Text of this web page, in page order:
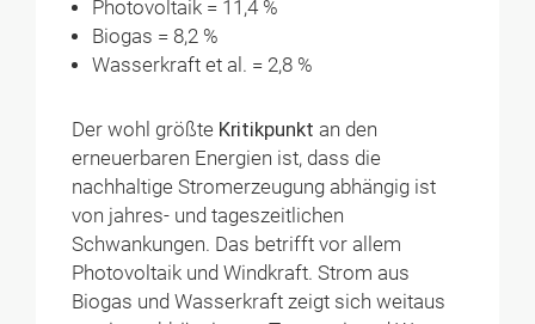
Photovoltaik = 11,4 %
Biogas = 8,2 %
Wasserkraft et al. = 2,8 %
Der wohl größte Kritikpunkt an den
erneuerbaren Energien ist, dass die
nachhaltige Stromerzeugung abhängig ist
von jahres- und tageszeitlichen
Schwankungen. Das betrifft vor allem
Photovoltaik und Windkraft. Strom aus
Biogas und Wasserkraft zeigt sich weitaus